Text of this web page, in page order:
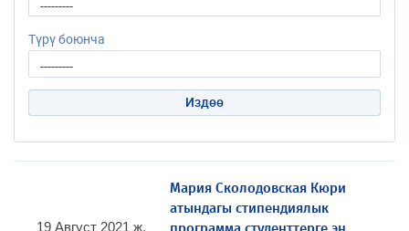
Түрү боюнча
Издөө
19 Август 2021 ж.
Мария Сколодовская Кюри
атындагы стипендиялык